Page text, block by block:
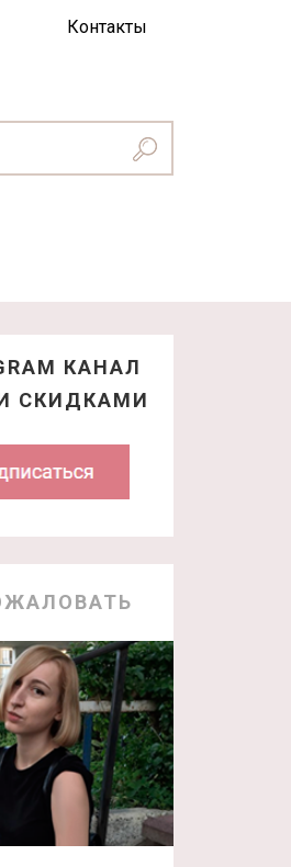
Контакты
КАНАЛ
СКИДКАМИ